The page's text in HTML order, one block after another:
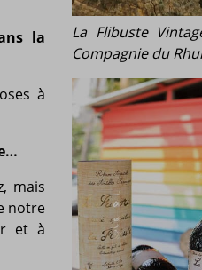
la
à
mais
notre
et à
La Flibuste
Compagnie du